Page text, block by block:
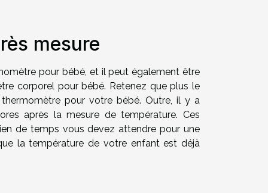
mesure
pour bébé, et il peut également être
corporel pour bébé. Retenez que plus le
pour votre bébé. Outre, il y a
après la mesure de température. Ces
de temps vous devez attendre pour une
la température de votre enfant est déjà